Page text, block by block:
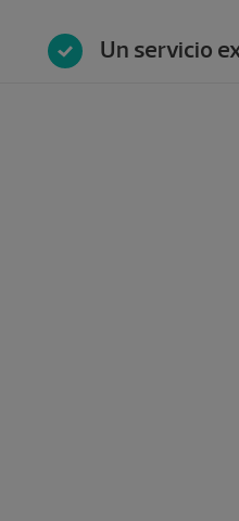
Un servicio